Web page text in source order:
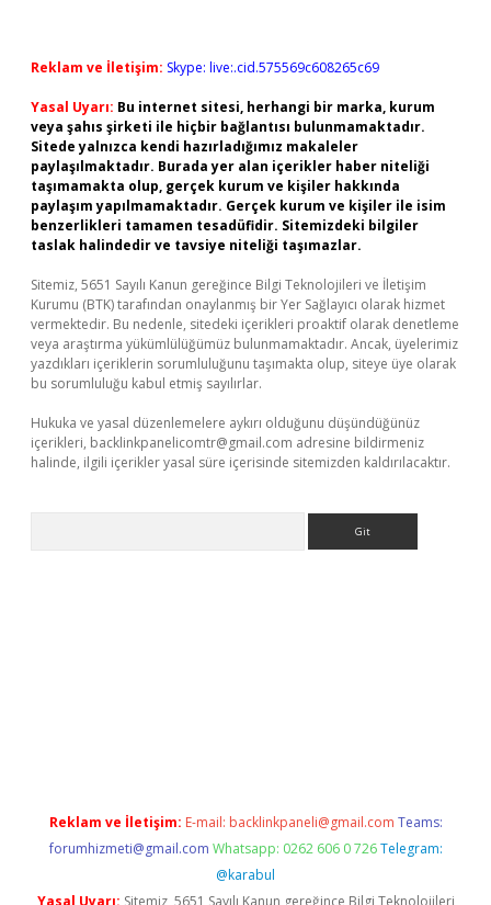
Reklam ve İletişim: Skype: live:.cid.575569c608265c69
Yasal Uyarı: Bu internet sitesi, herhangi bir marka, kurum
veya şahıs şirketi ile hiçbir bağlantısı bulunmamaktadır.
Sitede yalnızca kendi hazırladığımız makaleler
paylaşılmaktadır. Burada yer alan içerikler haber niteliği
taşımamakta olup, gerçek kurum ve kişiler hakkında
paylaşım yapılmamaktadır. Gerçek kurum ve kişiler ile isim
benzerlikleri tamamen tesadüfidir. Sitemizdeki bilgiler
taslak halindedir ve tavsiye niteliği taşımazlar.
Sitemiz, 5651 Sayılı Kanun gereğince Bilgi Teknolojileri ve İletişim
Kurumu (BTK) tarafından onaylanmış bir Yer Sağlayıcı olarak hizmet
vermektedir. Bu nedenle, sitedeki içerikleri proaktif olarak denetleme
veya araştırma yükümlülüğümüz bulunmamaktadır. Ancak, üyelerimiz
yazdıkları içeriklerin sorumluluğunu taşımakta olup, siteye üye olarak
bu sorumluluğu kabul etmiş sayılırlar.
Hukuka ve yasal düzenlemelere aykırı olduğunu düşündüğünüz
içerikleri, backlinkpanelicomtr@gmail.com adresine bildirmeniz
halinde, ilgili içerikler yasal süre içerisinde sitemizden kaldırılacaktır.
Reklam ve İletişim: E-mail: backlinkpaneli@gmail.com Teams:
forumhizmeti@gmail.com Whatsapp: 0262 606 0 726 Telegram:
@karabul
Yasal Uyarı: Sitemiz, 5651 Sayılı Kanun gereğince Bilgi Teknolojileri